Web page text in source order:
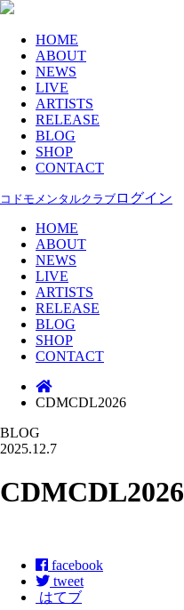
HOME
ABOUT
NEWS
LIVE
ARTISTS
RELEASE
BLOG
SHOP
CONTACT
コドモメンタルクラブ ログイン
HOME
ABOUT
NEWS
LIVE
ARTISTS
RELEASE
BLOG
SHOP
CONTACT
CDMCDL2026
BLOG
2025.12.7
CDMCDL2026
facebook
tweet
はてブ